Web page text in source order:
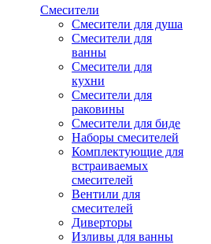
Смесители
Смесители для душа
Смесители для
ванны
Смесители для
кухни
Смесители для
раковины
Смесители для биде
Наборы смесителей
Комплектующие для
встраиваемых
смесителей
Вентили для
смесителей
Диверторы
Изливы для ванны